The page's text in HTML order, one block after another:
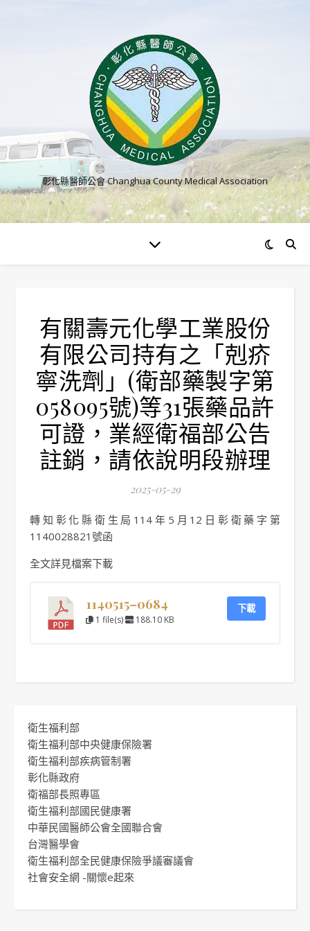
彰化縣醫師公會 Changhua County Medical Association
有關壽元化學工業股份
有限公司持有之「剋疥
寧洗劑」(衛部藥製字第
058095號)等31張藥品許
可證，業經衛福部公告
註銷，請依說明段辦理
2025-05-29
轉知彰化縣衛生局114年5月12日彰衛藥字第
1140028821號函
全文詳見檔案下載
1140515–0684
1 file(s) 188.10 KB
下載
衛生福利部
衛生福利部中央健康保險署
衛生福利部疾病管制署
彰化縣政府
衛福部長照專區
衛生福利部國民健康署
中華民國醫師公會全國聯合會
台灣醫學會
衛生福利部全民健康保險爭議審議會
社會安全網 -關懷e起來